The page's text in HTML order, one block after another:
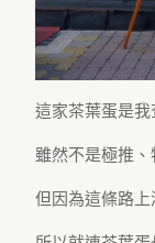
這家茶葉蛋是我
雖然不是極推、
但因為這條路上